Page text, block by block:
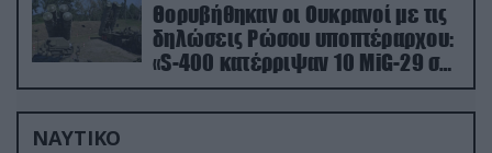
Θορυβήθηκαν οι Ουκρανοί με τις
δηλώσεις Ρώσου υποπτέραρχου:
«S-400 κατέρριψαν 10 MiG-29 σε
μόλις μια μέρα!»
ΝΑΥΤΙΚΟ